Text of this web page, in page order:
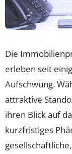
Die
erleben seit
Aufschwung.
attraktive
ihren Blick auf
kurzfristiges